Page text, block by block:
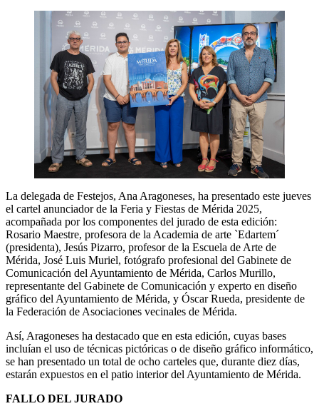
La delegada de Festejos, Ana Aragoneses, ha presentado este jueves
el cartel anunciador de la Feria y Fiestas de Mérida 2025,
acompañada por los componentes del jurado de esta edición:
Rosario Maestre, profesora de la Academia de arte `Edartem´
(presidenta), Jesús Pizarro, profesor de la Escuela de Arte de
Mérida, José Luis Muriel, fotógrafo profesional del Gabinete de
Comunicación del Ayuntamiento de Mérida, Carlos Murillo,
representante del Gabinete de Comunicación y experto en diseño
gráfico del Ayuntamiento de Mérida, y Óscar Rueda, presidente de
la Federación de Asociaciones vecinales de Mérida.
Así, Aragoneses ha destacado que en esta edición, cuyas bases
incluían el uso de técnicas pictóricas o de diseño gráfico informático,
se han presentado un total de ocho carteles que, durante diez días,
estarán expuestos en el patio interior del Ayuntamiento de Mérida.
FALLO DEL JURADO